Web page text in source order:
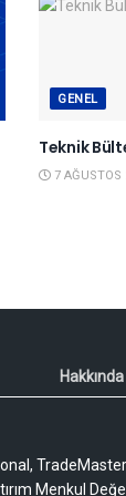
GENEL
Teknik
7 AĞUSTOS
Hakkında
Menkul